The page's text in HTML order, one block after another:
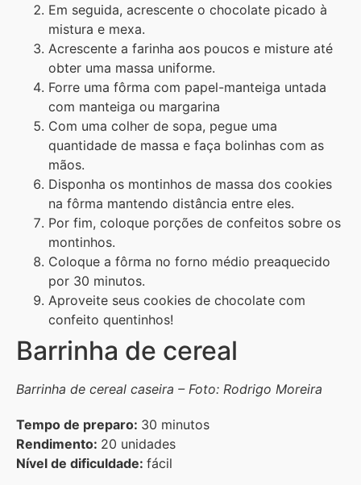
Em seguida, acrescente o chocolate picado à
mistura e mexa.
Acrescente a farinha aos poucos e misture até
obter uma massa uniforme.
Forre uma fôrma com papel-manteiga untada
com manteiga ou margarina
Com uma colher de sopa, pegue uma
quantidade de massa e faça bolinhas com as
mãos.
Disponha os montinhos de massa dos cookies
na fôrma mantendo distância entre eles.
Por fim, coloque porções de confeitos sobre os
montinhos.
Coloque a fôrma no forno médio preaquecido
por 30 minutos.
Aproveite seus cookies de chocolate com
confeito quentinhos!
Barrinha de cereal
Barrinha de cereal caseira – Foto: Rodrigo Moreira
Tempo de preparo: 30 minutos
Rendimento: 20 unidades
Nível de dificuldade: fácil